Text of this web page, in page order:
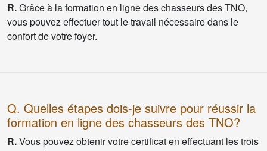
R.Grâce à la formation en ligne des chasseurs des TNO,
vous pouvez effectuer tout le travail nécessaire dans le
confort de votre foyer.
Q. Quelles étapes dois-je suivre pour réussir la
formation en ligne des chasseurs des TNO?
R.Vous pouvez obtenir votre certificat en effectuant les trois